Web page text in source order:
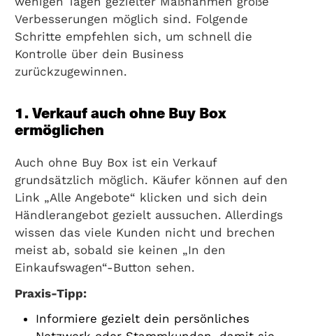
Verbesserungen möglich sind. Folgende
Schritte empfehlen sich, um schnell die
Kontrolle über dein Business
zurückzugewinnen.
1. Verkauf auch ohne Buy Box
ermöglichen
Auch ohne Buy Box ist ein Verkauf
grundsätzlich möglich. Käufer können auf den
Link „Alle Angebote“ klicken und sich dein
Händlerangebot gezielt aussuchen. Allerdings
wissen das viele Kunden nicht und brechen
meist ab, sobald sie keinen „In den
Einkaufswagen“-Button sehen.
Praxis-Tipp:
Informiere gezielt dein persönliches